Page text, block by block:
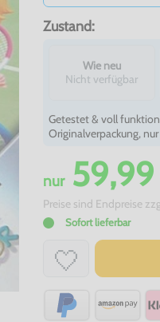
Zustand:
Wie neu
Nicht verfügbar
Getestet & voll
Originalverpackung,
nur
Preise sind Endpreise
Sofort lieferbar